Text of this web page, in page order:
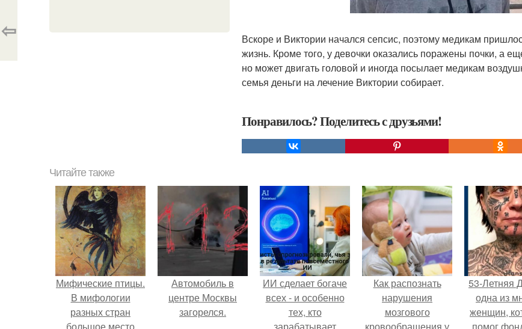
Вскоре и Виктории начался сепсис, поэтому медикам
жизнь. Кроме того, у девочки оказались поражены почки, а
но может двигать головой и иногда посылает медикам
семья деньги на лечение Виктории собирает.
Понравилось? Поделитесь с друзьями!
⇦
Читайте также
Мифические птицы.
В мифологии
разных стран
Автомобиль в
центре Москвы
загорелся.
ИИ сделает богаче
всех - и особенно
тех, кто
Как распознать
нарушения
мозгового
53-Летняя
одна из
женщин,